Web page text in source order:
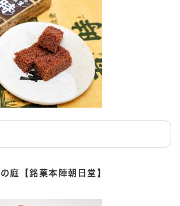
庭【銘菓本陣朝日堂】